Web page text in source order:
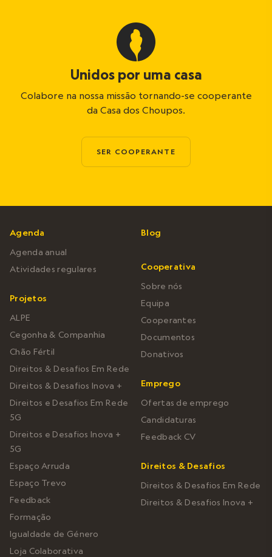
Unidos por uma casa
Colabore na nossa missão tornando-se cooperante
da Casa dos Choupos.
SER COOPERANTE
Agenda
Agenda anual
Atividades regulares
Projetos
ALPE
Cegonha & Companhia
Chão Fértil
Direitos & Desafios Em Rede
Direitos & Desafios Inova +
Direitos e Desafios Em Rede
5G
Direitos e Desafios Inova +
5G
Espaço Arruda
Espaço Trevo
Feedback
Formação
Igualdade de Género
Loja Colaborativa
Blog
Cooperativa
Sobre nós
Equipa
Cooperantes
Documentos
Donativos
Emprego
Ofertas de emprego
Candidaturas
Feedback CV
Direitos & Desafios
Direitos & Desafios Em Rede
Direitos & Desafios Inova +